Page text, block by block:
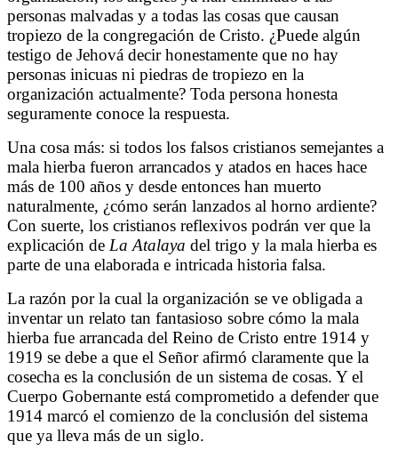
personas malvadas y a todas las cosas que causan
tropiezo de la congregación de Cristo. ¿Puede algún
testigo de Jehová decir honestamente que no hay
personas inicuas ni piedras de tropiezo en la
organización actualmente? Toda persona honesta
seguramente conoce la respuesta.
Una cosa más: si todos los falsos cristianos semejantes a
mala hierba fueron arrancados y atados en haces hace
más de 100 años y desde entonces han muerto
naturalmente, ¿cómo serán lanzados al horno ardiente?
Con suerte, los cristianos reflexivos podrán ver que la
explicación de La Atalaya del trigo y la mala hierba es
parte de una elaborada e intricada historia falsa.
La razón por la cual la organización se ve obligada a
inventar un relato tan fantasioso sobre cómo la mala
hierba fue arrancada del Reino de Cristo entre 1914 y
1919 se debe a que el Señor afirmó claramente que la
cosecha es la conclusión de un sistema de cosas. Y el
Cuerpo Gobernante está comprometido a defender que
1914 marcó el comienzo de la conclusión del sistema
que ya lleva más de un siglo.